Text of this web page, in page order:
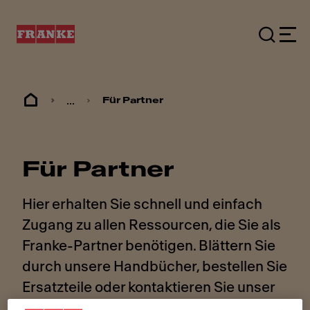
... Für Partner
Für Partner
Hier erhalten Sie schnell und einfach
Zugang zu allen Ressourcen, die Sie als
Franke-Partner benötigen. Blättern Sie
durch unsere Handbücher, bestellen Sie
Ersatzteile oder kontaktieren Sie unser